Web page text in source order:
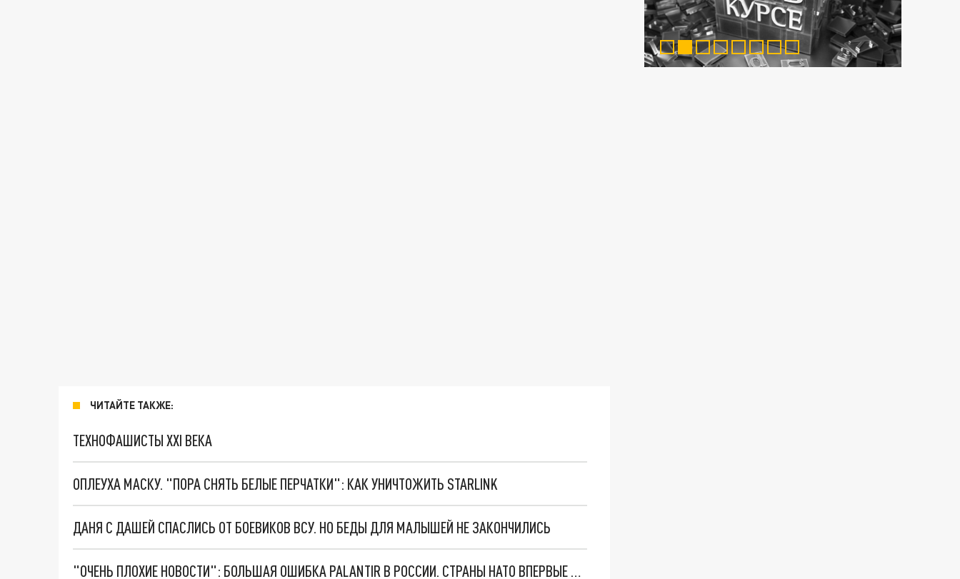
ЧИТАЙТЕ ТАКЖЕ:
ТЕХНОФАШИСТЫ XXI ВЕКА
ОПЛЕУХА МАСКУ. "ПОРА СНЯТЬ БЕЛЫЕ ПЕРЧАТКИ": КАК УНИЧТОЖИТЬ STARLINK
ДАНЯ С ДАШЕЙ СПАСЛИСЬ ОТ БОЕВИКОВ ВСУ. НО БЕДЫ ДЛЯ МАЛЫШЕЙ НЕ ЗАКОНЧИЛИСЬ
"ОЧЕНЬ ПЛОХИЕ НОВОСТИ": БОЛЬШАЯ ОШИБКА PALANTIR В РОССИИ. СТРАНЫ НАТО ВПЕРВЫЕ ЗА СВО ОСТАНОВИЛИ ПОСТАВКИ ОРУЖИЯ. ВСУ ТЕРЯЮТ ПРИГРАНИЧЬЕ?